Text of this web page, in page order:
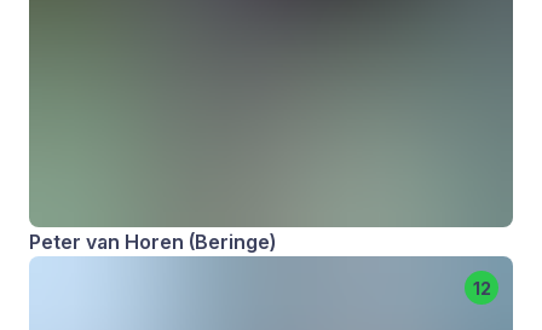
Peter van Horen (Beringe)
12